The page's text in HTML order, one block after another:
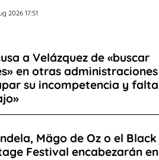
2026 17:51
a Velázquez de «buscar
en otras administraciones
su incompetencia y falta
Mägo de Oz o el Black
Festival encabezarán en